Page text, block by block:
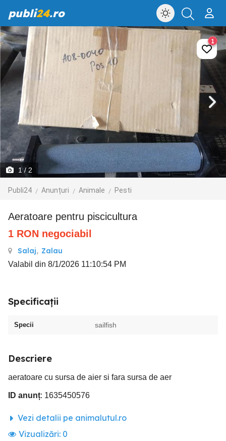
publi24.ro
1/ 2
Publi24 Anunțuri Animale Pesti
1
aeratoare pentru piscicultura
1 RON negociabil
Salaj, Zalau
Valabil din 8/1/2026 11:10:54 PM
Specificații
Specii sailfish
Descriere
aeratoare cu sursa de aier si fara sursa de aer
ID anunț: 1635450576
Vezi detalii pe animalutul.ro
Vizualizări: 0